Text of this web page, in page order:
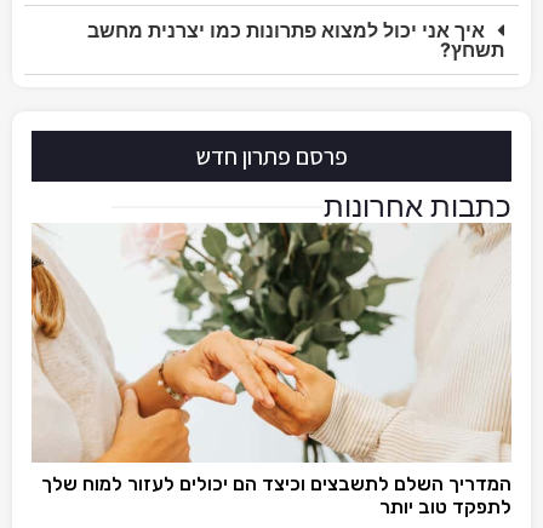
איך אני יכול למצוא פתרונות כמו יצרנית מחשב
תשחץ?
פרסם פתרון חדש
כתבות אחרונות
המדריך השלם לתשבצים וכיצד הם יכולים לעזור למוח שלך
לתפקד טוב יותר